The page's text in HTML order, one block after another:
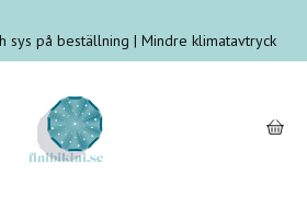
sys på beställning | Mindre klimatavtryck